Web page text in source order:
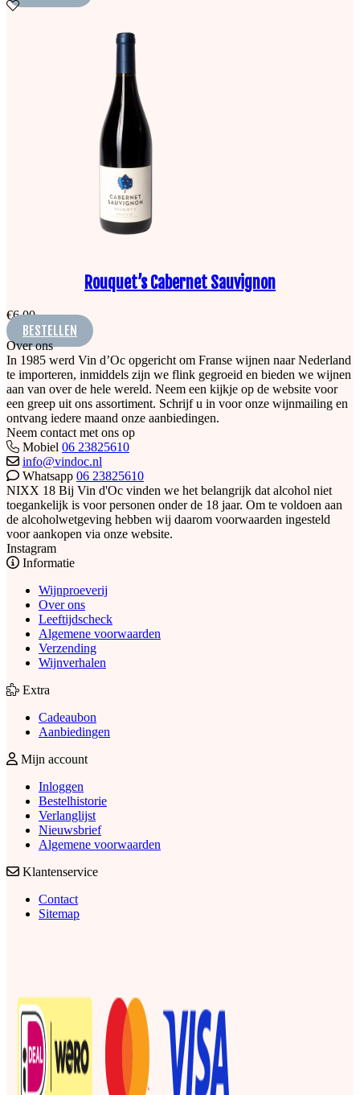
Rouquet’s Cabernet Sauvignon
€6,00
BESTELLEN
Over ons
In 1985 werd Vin d’Oc opgericht om Franse wijnen naar Nederland
te importeren, inmiddels zijn we flink gegroeid en bieden we wijnen
aan van over de hele wereld. Neem een kijkje op de website voor
een greep uit ons assortiment. Schrijf u in voor onze wijnmailing en
ontvang iedere maand onze aanbiedingen.
Neem contact met ons op
Mobiel 06 23825610
info@vindoc.nl
Whatsapp 06 23825610
NIXX 18 Bij Vin d'Oc vinden we het belangrijk dat alcohol niet
toegankelijk is voor personen onder de 18 jaar. Om te voldoen aan
de alcoholwetgeving hebben wij daarom voorwaarden ingesteld
voor aankopen via onze website.
Instagram
Informatie
Wijnproeverij
Over ons
Leeftijdscheck
Algemene voorwaarden
Verzending
Wijnverhalen
Extra
Cadeaubon
Aanbiedingen
Mijn account
Inloggen
Bestelhistorie
Verlanglijst
Nieuwsbrief
Algemene voorwaarden
Klantenservice
Contact
Sitemap